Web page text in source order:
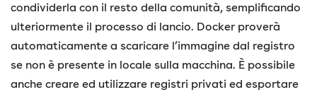
condividerla con il resto della comunità, semplificando
ulteriormente il processo di lancio. Docker proverà
automaticamente a scaricare l’immagine dal registro
se non è presente in locale sulla macchina. È possibile
anche creare ed utilizzare registri privati ed esportare